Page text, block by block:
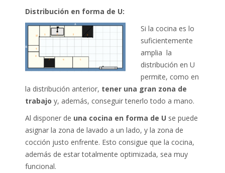
Distribución en forma de U:
Si la cocina es lo
suficientemente
amplia la
distribución en U
permite, como en
la distribución anterior, tener una gran zona de
trabajo y, además, conseguir tenerlo todo a mano.
Al disponer de una cocina en forma de U se puede
asignar la zona de lavado a un lado, y la zona de
cocción justo enfrente. Esto consigue que la cocina,
además de estar totalmente optimizada, sea muy
funcional.